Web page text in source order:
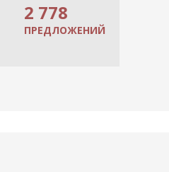
2 778
ПРЕДЛОЖЕНИЙ